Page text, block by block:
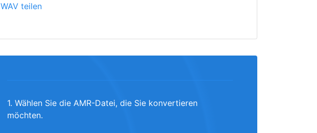
WAV teilen
1. Wählen Sie die AMR-Datei, die Sie konvertieren
möchten.